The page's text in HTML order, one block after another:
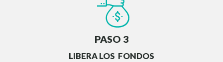
PASO 3
LIBERA LOS FONDOS